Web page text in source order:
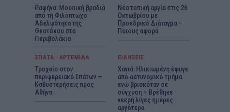
Ραφήνα: Μουσική βραδιά
από τη Φιλόπτωχο
Αδελφότητα της
Θεοτόκου στα
Περιβολάκια
Νέα τοπική αργία στις 26
Οκτωβρίου με
Προεδρικό Διάταγμα –
Ποιους αφορά
ΣΠΑΤΑ - ΑΡΤΕΜΙΔΑ
Τροχαίο στον
περιφερειακό Σπάτων –
Καθυστερήσεις προς
Αθήνα
ΕΙΔΗΣΕΙΣ
Χανιά: Ηλικιωμένη έφυγε
από αστυνομικό τμήμα
ενώ βρισκόταν σε
σύγχυση – Βρέθηκε
νεκρή λίγες ημέρες
αργότερα